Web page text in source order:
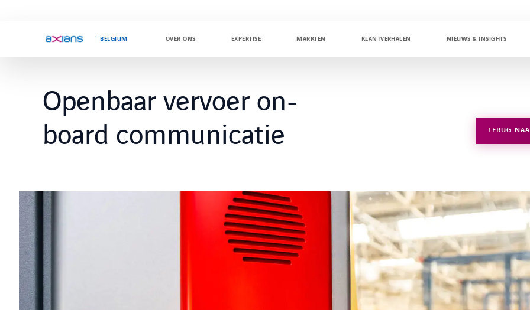
BELGIUM OVER ONS EXPERTISE MARKTEN KLANTVERHALEN NIEUWS & INSIGHTS
Search
keywords
Openbaar vervoer on-
board communicatie
TERUG